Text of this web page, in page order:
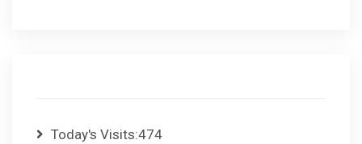
Today's Visits:474